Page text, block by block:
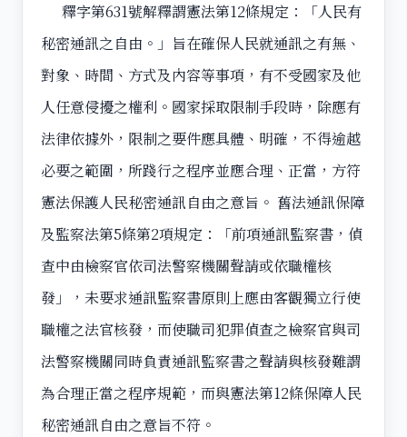
釋字第631號解釋謂憲法第12條規定：「人民有
秘密通訊之自由。」旨在確保人民就通訊之有無、
對象、時間、方式及內容等事項，有不受國家及他
人任意侵擾之權利。國家採取限制手段時，除應有
法律依據外，限制之要件應具體、明確，不得逾越
必要之範圍，所踐行之程序並應合理、正當，方符
憲法保護人民秘密通訊自由之意旨。 舊法通訊保障
及監察法第5條第2項規定：「前項通訊監察書，偵
查中由檢察官依司法警察機關聲請或依職權核
發」，未要求通訊監察書原則上應由客觀獨立行使
職權之法官核發，而使職司犯罪偵查之檢察官與司
法警察機關同時負責通訊監察書之聲請與核發難謂
為合理正當之程序規範，而與憲法第12條保障人民
秘密通訊自由之意旨不符。